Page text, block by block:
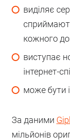
виділяє
кожного
виступає
інтернет-
може бути
За даними
мільйонів